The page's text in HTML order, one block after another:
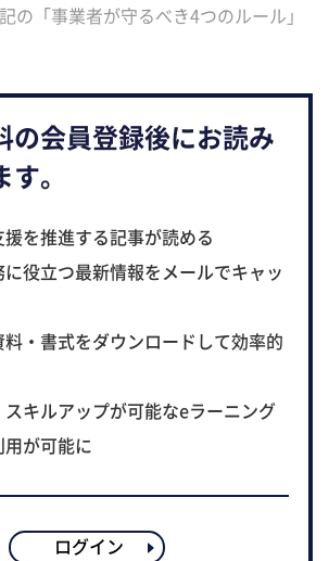
の「事業者が守るべき4つのルール」
の会員登録後にお読み
。
を推進する記事が読める
役立つ最新情報をメールでキャッ
・書式をダウンロードして効率的
キルアップが可能なeラーニング
が可能に
ログイン